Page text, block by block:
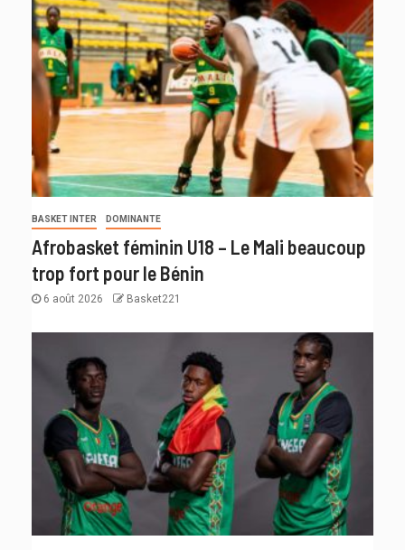
BASKET INTER DOMINANTE
Afrobasket féminin U18 – Le Mali beaucoup
trop fort pour le Bénin
6 août 2026 Basket221